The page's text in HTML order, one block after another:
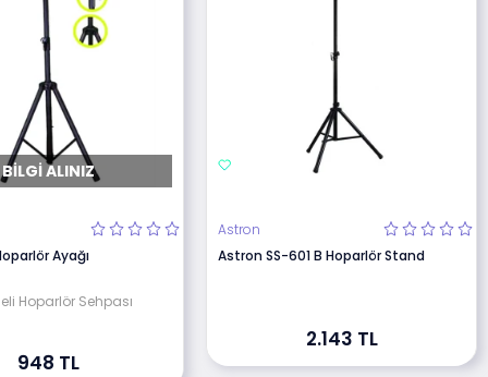
BILGI ALINIZ
Ayağı
Hoparlör Sehpası
948 TL
Astron
Astron SS-601 B Hoparlör Stand
2.143 TL